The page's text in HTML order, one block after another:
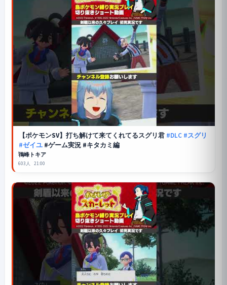
【ポケモンSV】打ち解けて来てくれてるスグリ君 #DLC #スグリ
#ゼイユ#ゲーム実況 #キタカミ編
鴇峰トキア
603人 21:00